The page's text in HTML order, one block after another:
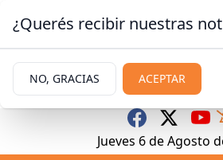
Jueves 6 de Agosto
¿Querés recibir nuestras
NO, GRACIAS ACEPTAR